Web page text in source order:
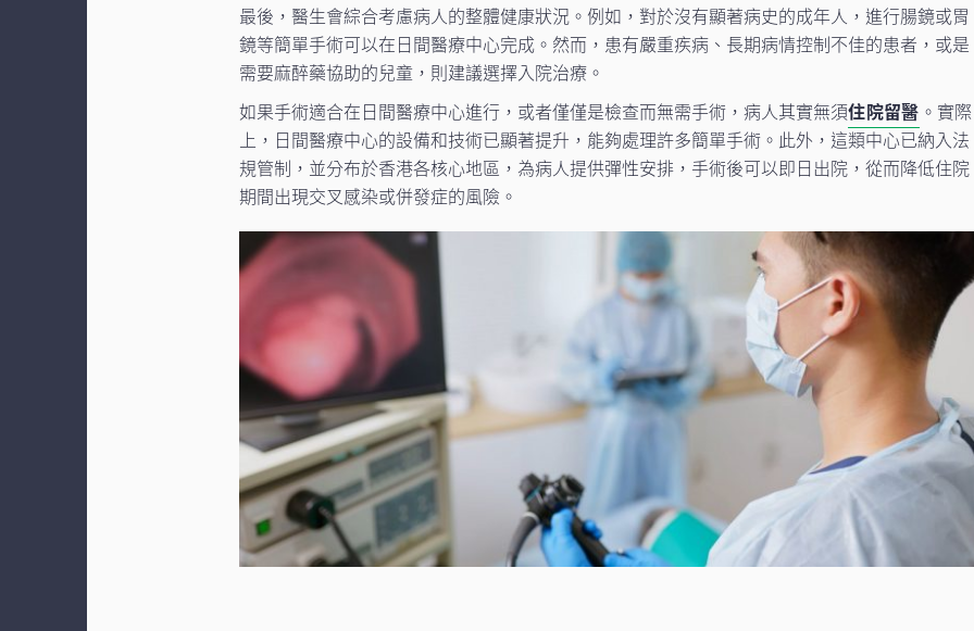
最後，醫生會綜合考慮病人的整體健康狀況。例如，對於沒有顯著病史的成年人，進行腸鏡或胃
鏡等簡單手術可以在日間醫療中心完成。然而，患有嚴重疾病、長期病情控制不佳的患者，或是
需要麻醉藥協助的兒童，則建議選擇入院治療。
如果手術適合在日間醫療中心進行，或者僅僅是檢查而無需手術，病人其實無須住院留醫 。實際
上，日間醫療中心的設備和技術已顯著提升，能夠處理許多簡單手術。此外，這類中心已納入法
規管制，並分布於香港各核心地區，為病人提供彈性安排，手術後可以即日出院，從而降低住院
期間出現交叉感染或併發症的風險。